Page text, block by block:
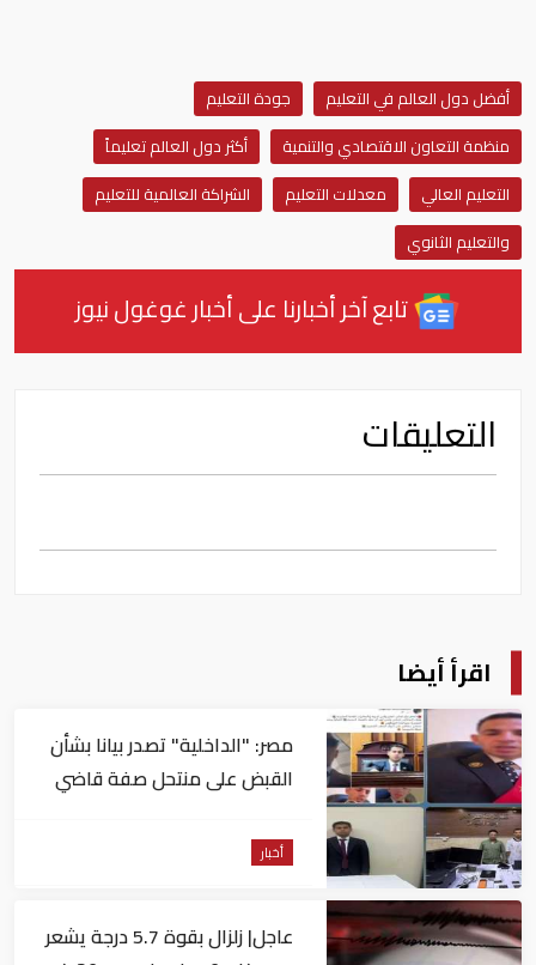
أفضل دول العالم في التعليم
جودة التعليم
منظمة التعاون الاقتصادي والتنمية
أكثر دول العالم تعليماً
التعليم العالي
معدلات التعليم
الشراكة العالمية للتعليم
والتعليم الثانوي
تابع آخر أخبارنا على أخبار غوغول نيوز
التعليقات
اقرأ أيضا
مصر: "الداخلية" تصدر بيانا بشأن
القبض على منتحل صفة قاضي
أخبار
عاجل| زلزال بقوة 5.7 درجة يشعر